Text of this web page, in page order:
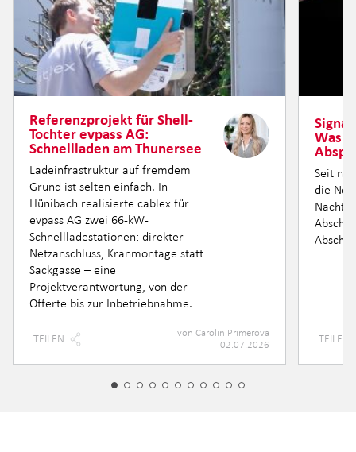
Referenzprojekt für Shell-
Tochter evpass AG:
Schnellladen am Thunersee
Ladeinfrastruktur auf fremdem
Grund ist selten einfach. In
Hünibach realisierte cablex für
evpass AG zwei 66-kW-
Schnellladestationen: direkter
Netzanschluss, Kranmontage statt
Sackgasse – eine
Projektverantwortung, von der
Offerte bis zur Inbetriebnahme.
TEILEN vonCarolin Primerova
02.07.2026
Was
Seit
die
Nacht
TEILEN